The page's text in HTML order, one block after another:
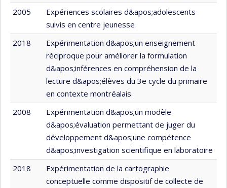
2005
Expériences scolaires d&apos;adolescents
suivis en centre jeunesse
2018
Expérimentation d&apos;un enseignement
réciproque pour améliorer la formulation
d&apos;inférences en compréhension de la
lecture d&apos;élèves du 3e cycle du primaire
en contexte montréalais
2008
Expérimentation d&apos;un modèle
d&apos;évaluation permettant de juger du
développement d&apos;une compétence
d&apos;investigation scientifique en laboratoire
2018
Expérimentation de la cartographie
conceptuelle comme dispositif de collecte de